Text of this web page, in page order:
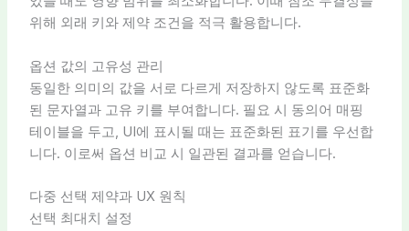
위해 외래 키와 제약 조건을 적극 활용합니다.
옵션 값의 고유성 관리
동일한 의미의 값을 서로 다르게 저장하지 않도록 표준화
된 문자열과 고유 키를 부여합니다. 필요 시 동의어 매핑
테이블을 두고, UI에 표시될 때는 표준화된 표기를 우선합
니다. 이로써 옵션 비교 시 일관된 결과를 얻습니다.
다중 선택 제약과 UX 원칙
선택 최대치 설정